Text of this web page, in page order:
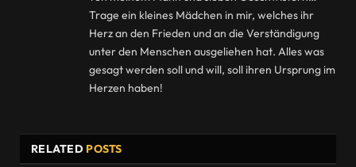
Trage ein kleines Mädchen in mir, welches ihr
Herz an den Frieden und an die Verständigung
unter den Menschen ausgeliehen hat. Alles was
gesagt werden soll und will, soll ihren Ursprung im
Herzen haben!
RELATED POSTS